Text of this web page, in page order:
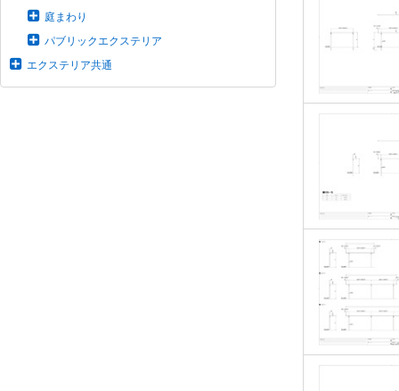
庭まわり
パブリックエクステリア
エクステリア共通